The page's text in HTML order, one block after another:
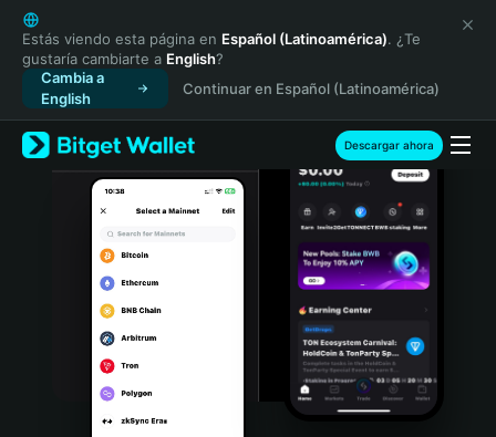
English
日本語
Tiếng Việt
Русский
Español (Latinoamérica)
Türkçe
Italiano
Português (Portugal)
Bahasa Indonesia
Estás viendo esta página en Español (Latinoamérica). ¿Te
gustaría cambiarte a English?
Cambia a
English
Continuar en Español (Latinoamérica)
Descargar ahora